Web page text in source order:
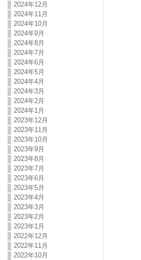
2024年12月
2024年11月
2024年10月
2024年9月
2024年8月
2024年7月
2024年6月
2024年5月
2024年4月
2024年3月
2024年2月
2024年1月
2023年12月
2023年11月
2023年10月
2023年9月
2023年8月
2023年7月
2023年6月
2023年5月
2023年4月
2023年3月
2023年2月
2023年1月
2022年12月
2022年11月
2022年10月